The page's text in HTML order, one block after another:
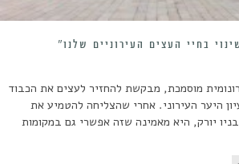
בחיי העצים העירוניים שלנו”
מוסמכת, מבקשת להחזיר לעצים את הכבוד
היער העירוני. אחרי שהצליחה להטמיע את
יורק, היא מאמינה שזה אפשרי גם במקומות